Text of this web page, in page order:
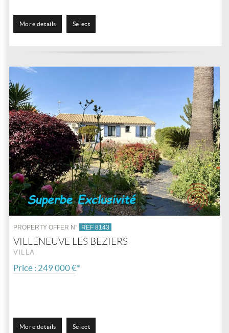
More details Select
PROPERTY OFFER N° REF 8143
VILLENEUVE LES BEZIERS
VILLA
Price : 249 000 €*
More details Select